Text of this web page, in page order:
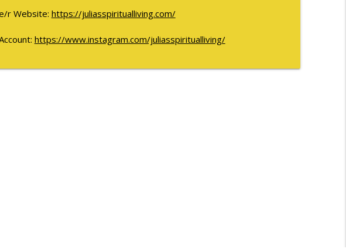
r Website: https://juliasspiritualliving.com/
https://www.instagram.com/juliasspiritualliving/